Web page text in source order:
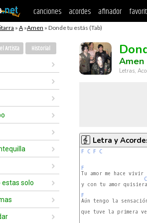
canciones acordes afinador
» A »Amen » Donde tu estás (Tab)
Artista Historial
estas solo
Amen
Letras,
Letra y
F C F C
F
C
y con tu amor
F
que tuve la primera